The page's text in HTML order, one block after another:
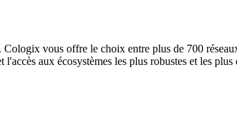
vous offre le choix entre plus de 700
aux écosystèmes les plus robustes et les